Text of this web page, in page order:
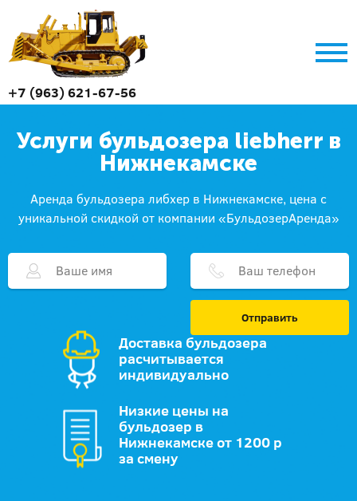
+7 (963) 621-67-56
Услуги бульдозера liebherr в
Нижнекамске
Аренда бульдозера либхер в Нижнекамске, цена с
уникальной скидкой от компании «БульдозерАренда»
Отправить
Доставка бульдозера
расчитывается
индивидуально
Низкие цены на
бульдозер в
Нижнекамске от 1200 р
за смену